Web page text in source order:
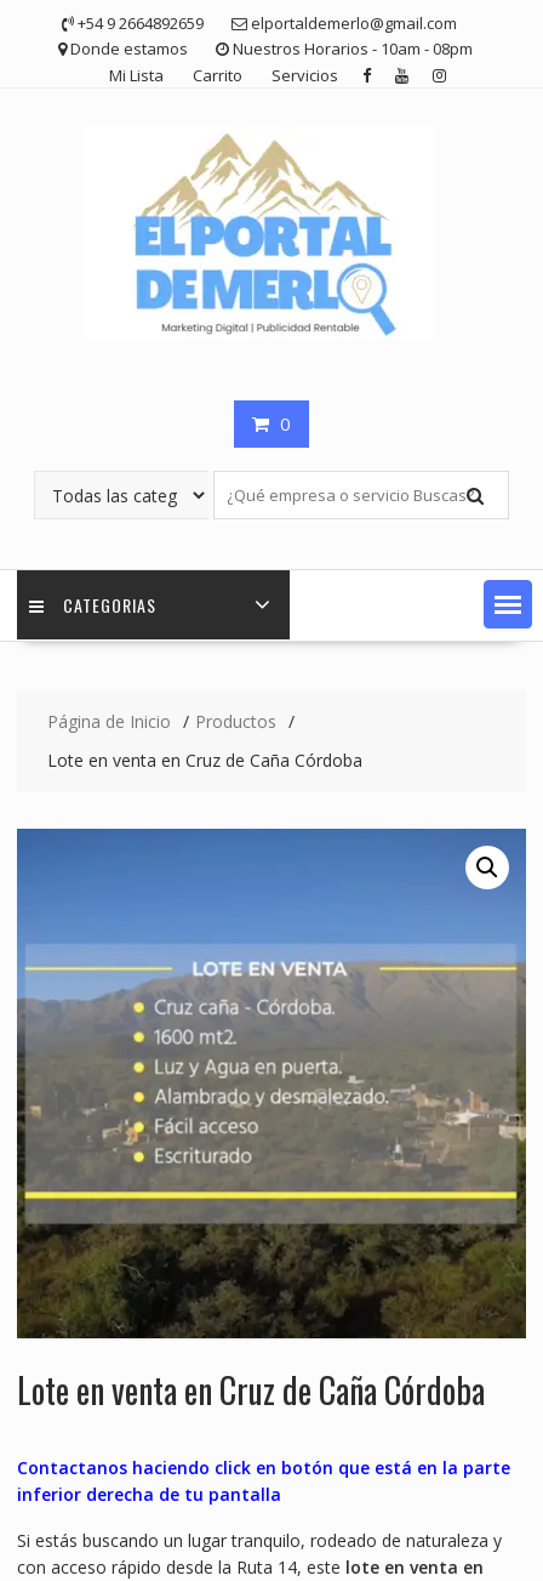
contenido
+54 9 2664892659
elportaldemerlo@gmail.com
Donde estamos
Nuestros Horarios - 10am - 08pm
Mi Lista
Carrito Servicios
0
CATEGORIAS
Página de Inicio
Productos
Lote en venta en Cruz de Caña Córdoba
Lote en venta en Cruz de Caña Córdoba
Contactanos haciendo click en botón que está en la parte
inferior derecha de tu pantalla
Si estás buscando un lugar tranquilo, rodeado de naturaleza y
con acceso rápido desde la Ruta 14, este lote en venta en